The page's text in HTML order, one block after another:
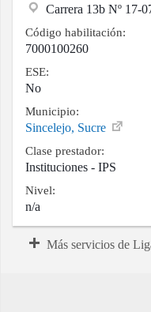
Contacto
Carrera 13b Nº 17-
Código habilitación:
7000100260
ESE:
No
Municipio:
Sincelejo, Sucre
Clase prestador:
Instituciones - IPS
Nivel:
n/a
Más servicios de